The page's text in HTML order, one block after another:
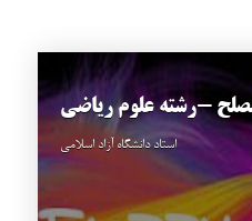
-رشته علوم ریاضی
استاد دانشگاه آزاد اسلامی